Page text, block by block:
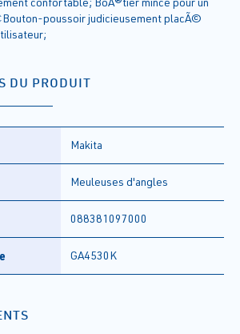
poussoir judicieusement placÃ©
DU PRODUIT
Makita
Meuleuses d'angles
088381097000
GA4530K